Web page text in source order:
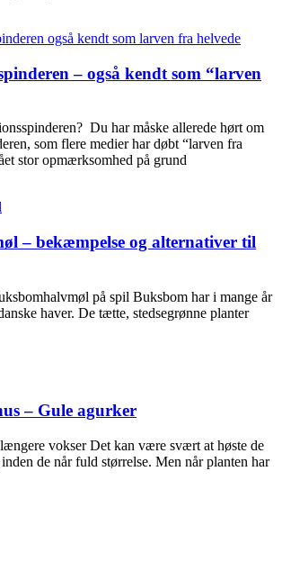
– også kendt som “larven
Du har måske allerede hørt om
som flere medier har døbt “larven fra
stor opmærksomhed på grund
– bekæmpelse og alternativer til
på spil Buksbom har i mange år
haver. De tætte, stedsegrønne planter
– Gule agurker
vokser Det kan være svært at høste de
de når fuld størrelse. Men når planten har